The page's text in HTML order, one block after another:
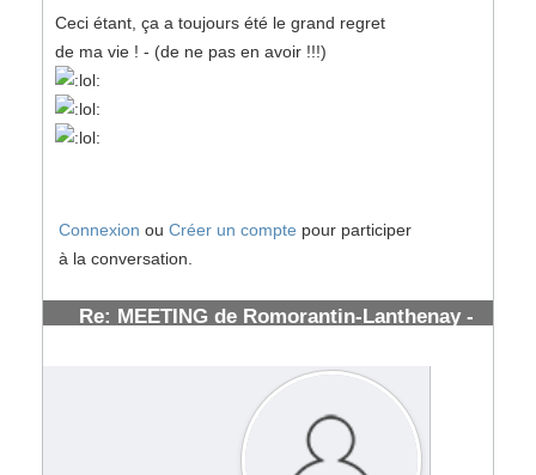
Ceci étant, ça a toujours été le grand regret
de ma vie ! - (de ne pas en avoir !!!)
Connexion ou Créer un compte pour participer
à la conversation.
Re: MEETING de Romorantin-Lanthenay -